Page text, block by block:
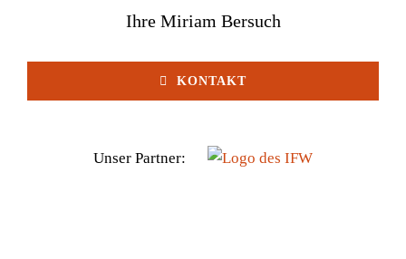
Ihre Miriam Bersuch
KONTAKT
Unser Partner: